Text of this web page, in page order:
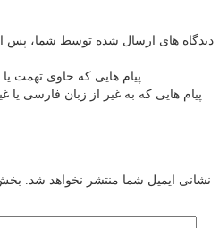
دیدگاه های ارسال شده توسط شما، پس
پیام هایی که به غیر از زبان فارسی یا
نشانی ایمیل شما منتشر نخواهد شد.